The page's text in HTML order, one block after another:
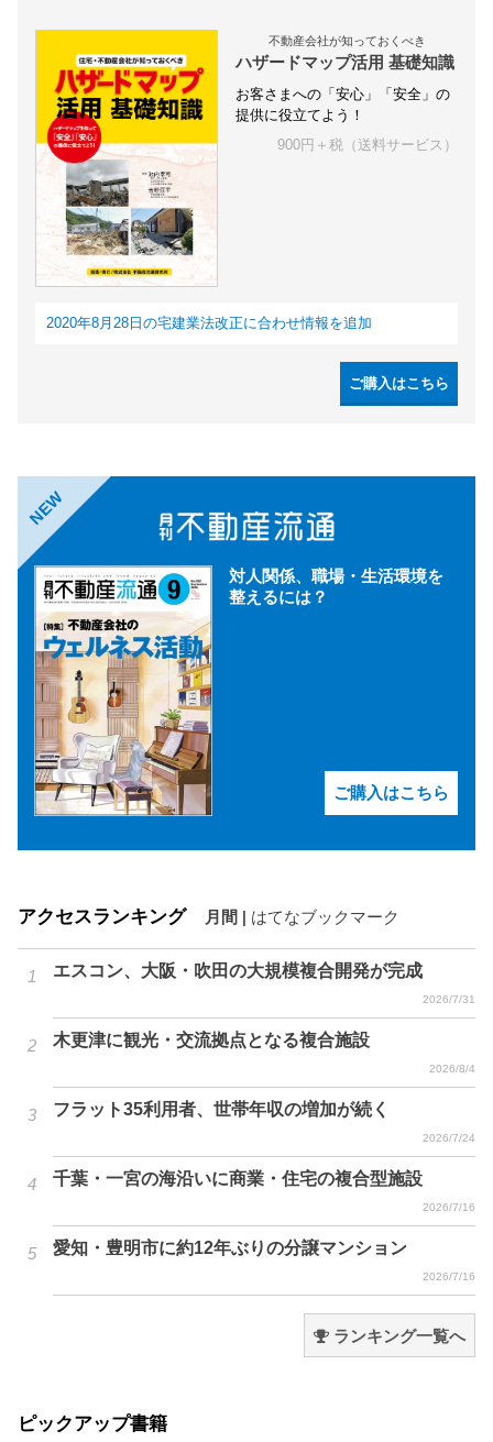
不動産会社が知っておくべき
ハザードマップ活用 基礎知識
お客さまへの「安心」「安全」の
提供に役立てよう！
900円＋税（送料サービス）
2020年8月28日の宅建業法改正に合わせ情報を追加
ご購入はこちら
NEW
対人関係、職場・生活環境を
整えるには？
ご購入はこちら
アクセスランキング 月間 | はてなブックマーク
エスコン、大阪・吹田の大規模複合開発が完成
2026/7/31
木更津に観光・交流拠点となる複合施設
2026/8/4
フラット35利用者、世帯年収の増加が続く
2026/7/24
千葉・一宮の海沿いに商業・住宅の複合型施設
2026/7/16
愛知・豊明市に約12年ぶりの分譲マンション
2026/7/16
ランキング一覧へ
ピックアップ書籍